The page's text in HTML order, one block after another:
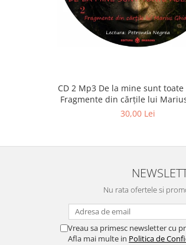
CD 2 Mp3 De la mine sunt toate
Fragmente din cărțile lui
30,00 Lei
Nu rata ofertele si
Vreau sa primesc newsletter cu
Afla mai multe in Politica de